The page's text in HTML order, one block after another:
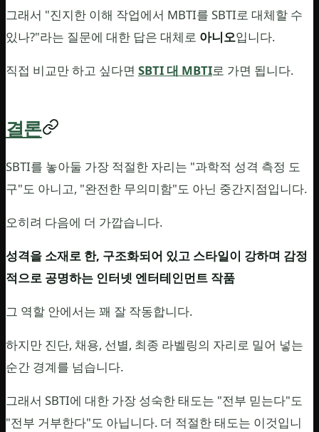
그래서 "진지한 이해 작업에서 MBTI를 SBTI로 대체할 수
있나?"라는 질문에 대한 답은 대체로 아니오입니다.
직접 비교만 하고 싶다면 SBTI 대 MBTI로 가면 됩니다.
결론
SBTI를 놓아둘 가장 적절한 자리는 "과학적 성격 측정 도
구"도 아니고, "완전한 무의미함"도 아닌 중간지점입니다.
오히려 다음에 더 가깝습니다.
성격을 소재로 한, 구조화되어 있고 스타일이 강하며 감정
적으로 공명하는 인터넷 엔터테인먼트 작품
그 역할 안에서는 꽤 잘 작동합니다.
하지만 진단, 채용, 선별, 최종 라벨링의 자리로 밀어 넣는
순간 경계를 넘습니다.
그래서 SBTI에 대한 가장 성숙한 태도는 "전부 믿는다"도
"전부 거부한다"도 아닙니다. 더 적절한 태도는 이것입니